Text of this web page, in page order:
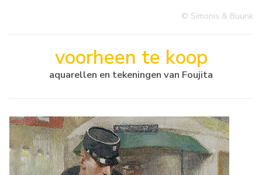
© Simonis & Buunk
voorheen te koop
aquarellen en tekeningen van Foujita